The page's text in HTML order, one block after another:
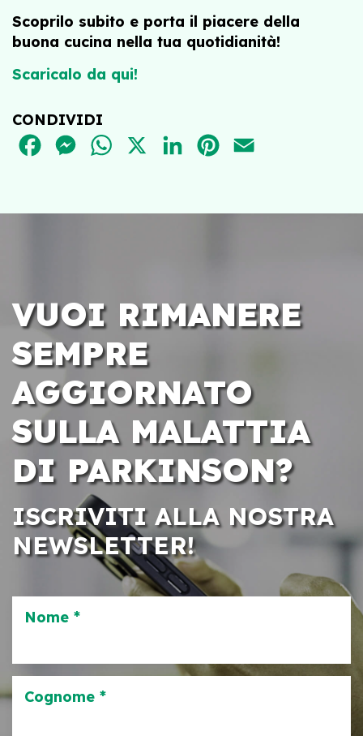
Scoprilo subito e porta il piacere della
buona cucina nella tua quotidianità!
Scaricalo da qui!
CONDIVIDI
FACEBOOKMESSENGER
WHATSAPPLINKEDINPINTEREST
VUOI RIMANERE
SEMPRE
AGGIORNATO
SULLA MALATTIA
DI PARKINSON?
ISCRIVITI ALLA NOSTRA
NEWSLETTER!
Nome *
Cognome *